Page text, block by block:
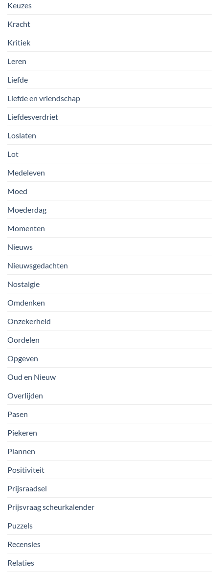
Keuzes
Kracht
Kritiek
Leren
Liefde
Liefde en vriendschap
Liefdesverdriet
Loslaten
Lot
Medeleven
Moed
Moederdag
Momenten
Nieuws
Nieuwsgedachten
Nostalgie
Omdenken
Onzekerheid
Oordelen
Opgeven
Oud en Nieuw
Overlijden
Pasen
Piekeren
Plannen
Positiviteit
Prijsraadsel
Prijsvraag scheurkalender
Puzzels
Recensies
Relaties